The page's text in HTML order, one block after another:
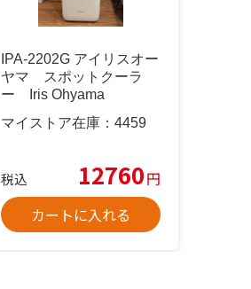
IPA-2202G アイリスオー
ヤマ スポットクーラ
ー Iris Ohyama
マイストア在庫： 4459
税込 12760円
カートに入れる